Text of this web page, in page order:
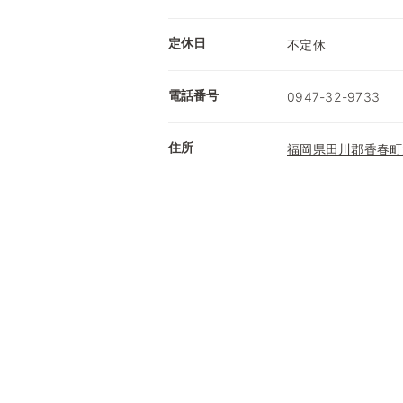
定休日 不定休
電話番号 0947-32-9733
住所 福岡県田川郡香春